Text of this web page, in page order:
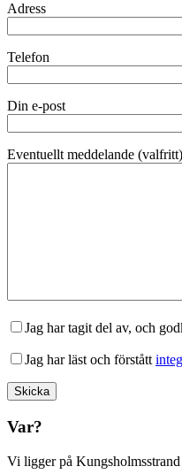
Adress
Telefon
Din e-post
Eventuellt meddelande (valfritt)
Jag har tagit del av, och
Jag har läst och förstått
Var?
Vi ligger på